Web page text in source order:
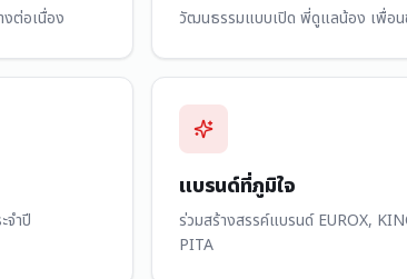
งต่อเนื่อง วัฒนธรรมแบบเปิด พี่ดูแลน้อง เพื่อน
จำปี
แบรนด์ที่ภูมิใจ
ร่วมสร้างสรรค์แบรนด์ EUROX,
PITA